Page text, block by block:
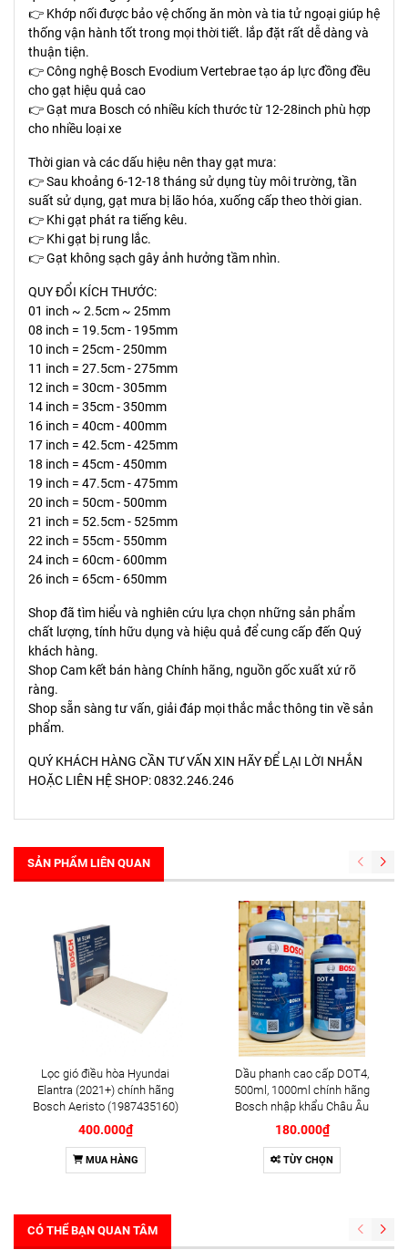
👉 Khớp nối được bảo vệ chống ăn mòn và tia tử ngoại giúp hệ
thống vận hành tốt trong mọi thời tiết. lắp đặt rất dễ dàng và
thuận tiện.
👉 Công nghệ Bosch Evodium Vertebrae tạo áp lực đồng đều
cho gạt hiệu quả cao
👉 Gạt mưa Bosch có nhiều kích thước từ 12-28inch phù hợp
cho nhiều loại xe
Thời gian và các dấu hiệu nên thay gạt mưa:
👉 Sau khoảng 6-12-18 tháng sử dụng tùy môi trường, tần
suất sử dụng, gạt mưa bị lão hóa, xuống cấp theo thời gian.
👉 Khi gạt phát ra tiếng kêu.
👉 Khi gạt bị rung lắc.
👉 Gạt không sạch gây ảnh hưởng tầm nhìn.
QUY ĐỔI KÍCH THƯỚC:
01 inch ~ 2.5cm ~ 25mm
08 inch = 19.5cm - 195mm
10 inch = 25cm - 250mm
11 inch = 27.5cm - 275mm
12 inch = 30cm - 305mm
14 inch = 35cm - 350mm
16 inch = 40cm - 400mm
17 inch = 42.5cm - 425mm
18 inch = 45cm - 450mm
19 inch = 47.5cm - 475mm
20 inch = 50cm - 500mm
21 inch = 52.5cm - 525mm
22 inch = 55cm - 550mm
24 inch = 60cm - 600mm
26 inch = 65cm - 650mm
Shop đã tìm hiểu và nghiên cứu lựa chọn những sản phẩm
chất lượng, tính hữu dụng và hiệu quả để cung cấp đến Quý
khách hàng.
Shop Cam kết bán hàng Chính hãng, nguồn gốc xuất xứ rõ
ràng.
Shop sẵn sàng tư vấn, giải đáp mọi thắc mắc thông tin về sản
phẩm.
QUÝ KHÁCH HÀNG CẦN TƯ VẤN XIN HÃY ĐỂ LẠI LỜI NHẮN
HOẶC LIÊN HỆ SHOP: 0832.246.246
SẢN PHẨM LIÊN QUAN
Lọc gió điều hòa Hyundai
Elantra (2021+) chính hãng
Bosch Aeristo (1987435160)
400.000₫
MUA HÀNG
Dầu phanh cao cấp DOT4,
500ml, 1000ml chính hãng
Bosch nhập khẩu Châu Âu
180.000₫
TÙY CHỌN
CÓ THỂ BẠN QUAN TÂM